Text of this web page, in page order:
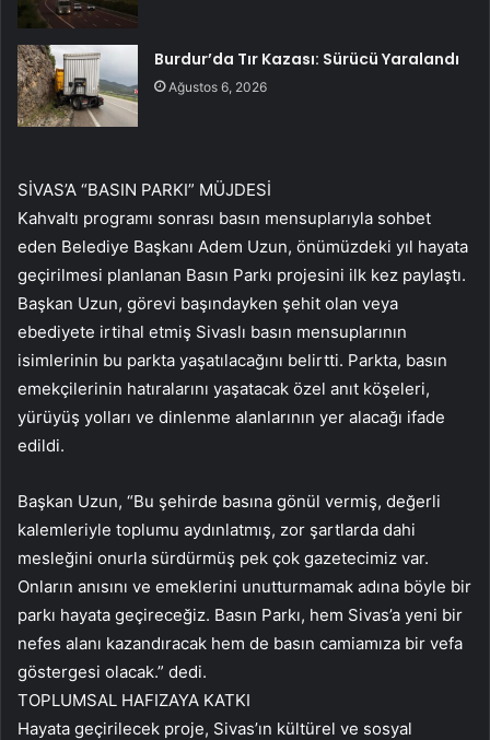
Burdur’da Tır Kazası: Sürücü Yaralandı
Ağustos 6, 2026
SİVAS’A “BASIN PARKI” MÜJDESİ
Kahvaltı programı sonrası basın mensuplarıyla sohbet
eden Belediye Başkanı Adem Uzun, önümüzdeki yıl hayata
geçirilmesi planlanan Basın Parkı projesini ilk kez paylaştı.
Başkan Uzun, görevi başındayken şehit olan veya
ebediyete irtihal etmiş Sivaslı basın mensuplarının
isimlerinin bu parkta yaşatılacağını belirtti. Parkta, basın
emekçilerinin hatıralarını yaşatacak özel anıt köşeleri,
yürüyüş yolları ve dinlenme alanlarının yer alacağı ifade
edildi.
Başkan Uzun, “Bu şehirde basına gönül vermiş, değerli
kalemleriyle toplumu aydınlatmış, zor şartlarda dahi
mesleğini onurla sürdürmüş pek çok gazetecimiz var.
Onların anısını ve emeklerini unutturmamak adına böyle bir
parkı hayata geçireceğiz. Basın Parkı, hem Sivas’a yeni bir
nefes alanı kazandıracak hem de basın camiamıza bir vefa
göstergesi olacak.” dedi.
TOPLUMSAL HAFIZAYA KATKI
Hayata geçirilecek proje, Sivas’ın kültürel ve sosyal